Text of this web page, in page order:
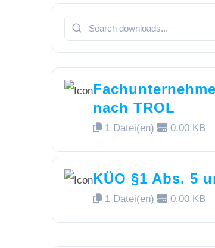
nach TROL
1 Datei(en) 0.00 KB
KÜO §1 Abs. 5
1 Datei(en) 0.00 KB